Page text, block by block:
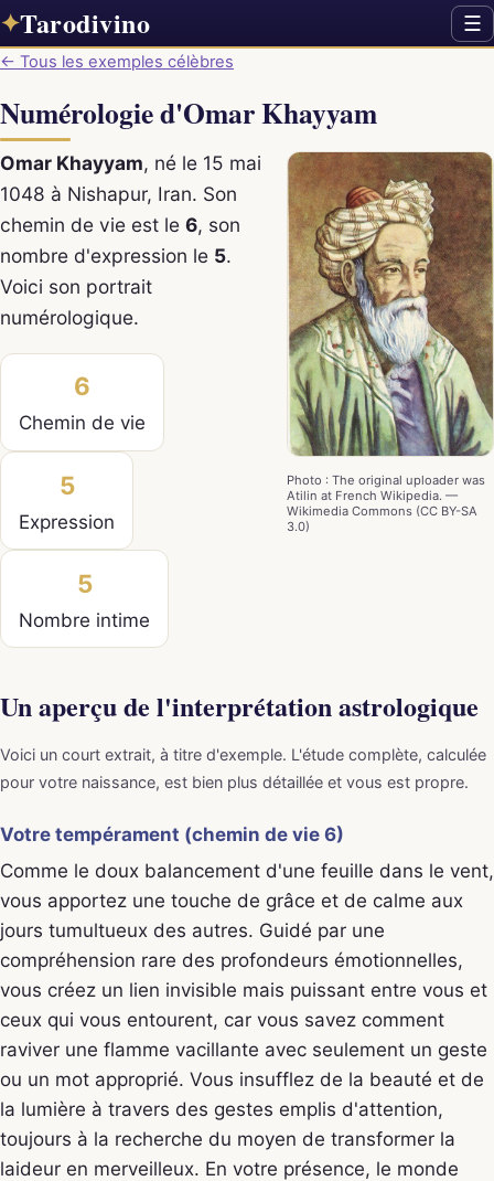
✦Tarodivino ☰
← Tous les exemples célèbres
Numérologie d'Omar Khayyam
Photo : The original uploader was
Atilin at French Wikipedia. —
Wikimedia Commons (CC BY-SA
3.0)
Omar Khayyam, né le 15 mai
1048 à Nishapur, Iran. Son
chemin de vie est le 6, son
nombre d'expression le 5.
Voici son portrait
numérologique.
6
Chemin de vie
5
Expression
5
Nombre intime
Un aperçu de l'interprétation astrologique
Voici un court extrait, à titre d'exemple. L'étude complète, calculée
pour votre naissance, est bien plus détaillée et vous est propre.
Votre tempérament (chemin de vie 6)
Comme le doux balancement d'une feuille dans le vent,
vous apportez une touche de grâce et de calme aux
jours tumultueux des autres. Guidé par une
compréhension rare des profondeurs émotionnelles,
vous créez un lien invisible mais puissant entre vous et
ceux qui vous entourent, car vous savez comment
raviver une flamme vacillante avec seulement un geste
ou un mot approprié. Vous insufflez de la beauté et de
la lumière à travers des gestes emplis d'attention,
toujours à la recherche du moyen de transformer la
laideur en merveilleux. En votre présence, le monde